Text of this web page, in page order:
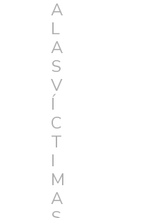
A
L
A
S
V
Í
C
T
I
M
A